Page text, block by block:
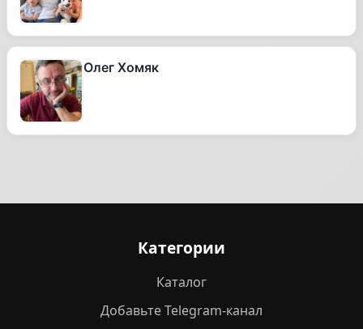
Олег Хомяк
Категории
Каталог
Добавьте Telegram-канал